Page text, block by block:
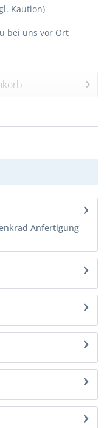
Kaution)
bei uns vor Ort
Anfertigung